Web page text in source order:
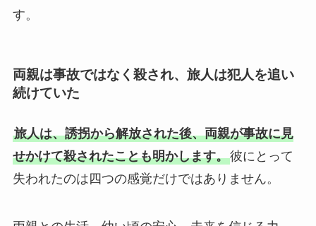
す。
両親は事故ではなく殺され、旅人は犯人を追い
続けていた
旅人は、誘拐から解放された後、両親が事故に見
せかけて殺されたことも明かします。彼にとって
失われたのは四つの感覚だけではありません。